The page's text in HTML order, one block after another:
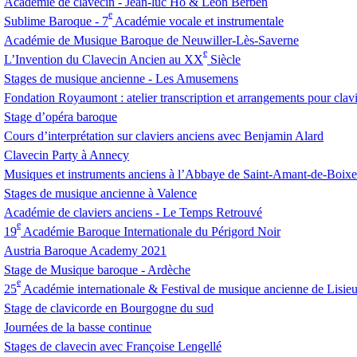
Sublime Baroque - 7
e
Académie vocale et instrumentale
Académie de Musique Baroque de Neuwiller-Lès-Saverne
L’Invention du Clavecin Ancien au XX
e
Siècle
Stages de musique ancienne - Les Amusemens
Fondation Royaumont : atelier transcription et arrangements pour
Stage d’opéra baroque
Cours d’interprétation sur claviers anciens avec Benjamin Alard
Clavecin Party à Annecy
Musiques et instruments anciens à l’Abbaye de Saint-Amant-de-Boixe
Stages de musique ancienne à Valence
Académie de claviers anciens - Le Temps Retrouvé
19
e
Académie Baroque Internationale du Périgord Noir
Austria Baroque Academy 2021
Stage de Musique baroque - Ardèche
25
e
Académie internationale & Festival de musique ancienne de
Stage de clavicorde en Bourgogne du sud
Journées de la basse continue
Stages de clavecin avec Françoise Lengellé